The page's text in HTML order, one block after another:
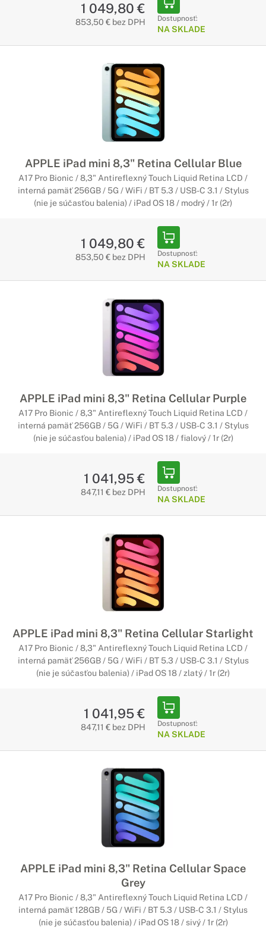
1 049,80 €
853,50 € bez DPH Dostupnosť:
NA SKLADE
APPLE iPad mini 8,3" Retina Cellular Blue
A17 Pro Bionic / 8,3" Antireflexný Touch Liquid Retina LCD /
interná pamäť 256GB / 5G / WiFi / BT 5.3 / USB-C 3.1 / Stylus
(nie je súčasťou balenia) / iPad OS 18 / modrý / 1r (2r)
1 049,80 €
853,50 € bez DPH Dostupnosť:
NA SKLADE
APPLE iPad mini 8,3" Retina Cellular Purple
A17 Pro Bionic / 8,3" Antireflexný Touch Liquid Retina LCD /
interná pamäť 256GB / 5G / WiFi / BT 5.3 / USB-C 3.1 / Stylus
(nie je súčasťou balenia) / iPad OS 18 / fialový / 1r (2r)
1 041,95 €
847,11 € bez DPH Dostupnosť:
NA SKLADE
APPLE iPad mini 8,3" Retina Cellular Starlight
A17 Pro Bionic / 8,3" Antireflexný Touch Liquid Retina LCD /
interná pamäť 256GB / 5G / WiFi / BT 5.3 / USB-C 3.1 / Stylus
(nie je súčasťou balenia) / iPad OS 18 / zlatý / 1r (2r)
1 041,95 €
847,11 € bez DPH Dostupnosť:
NA SKLADE
APPLE iPad mini 8,3" Retina Cellular Space
Grey
A17 Pro Bionic / 8,3" Antireflexný Touch Liquid Retina LCD /
interná pamäť 128GB / 5G / WiFi / BT 5.3 / USB-C 3.1 / Stylus
(nie je súčasťou balenia) / iPad OS 18 / sivý / 1r (2r)